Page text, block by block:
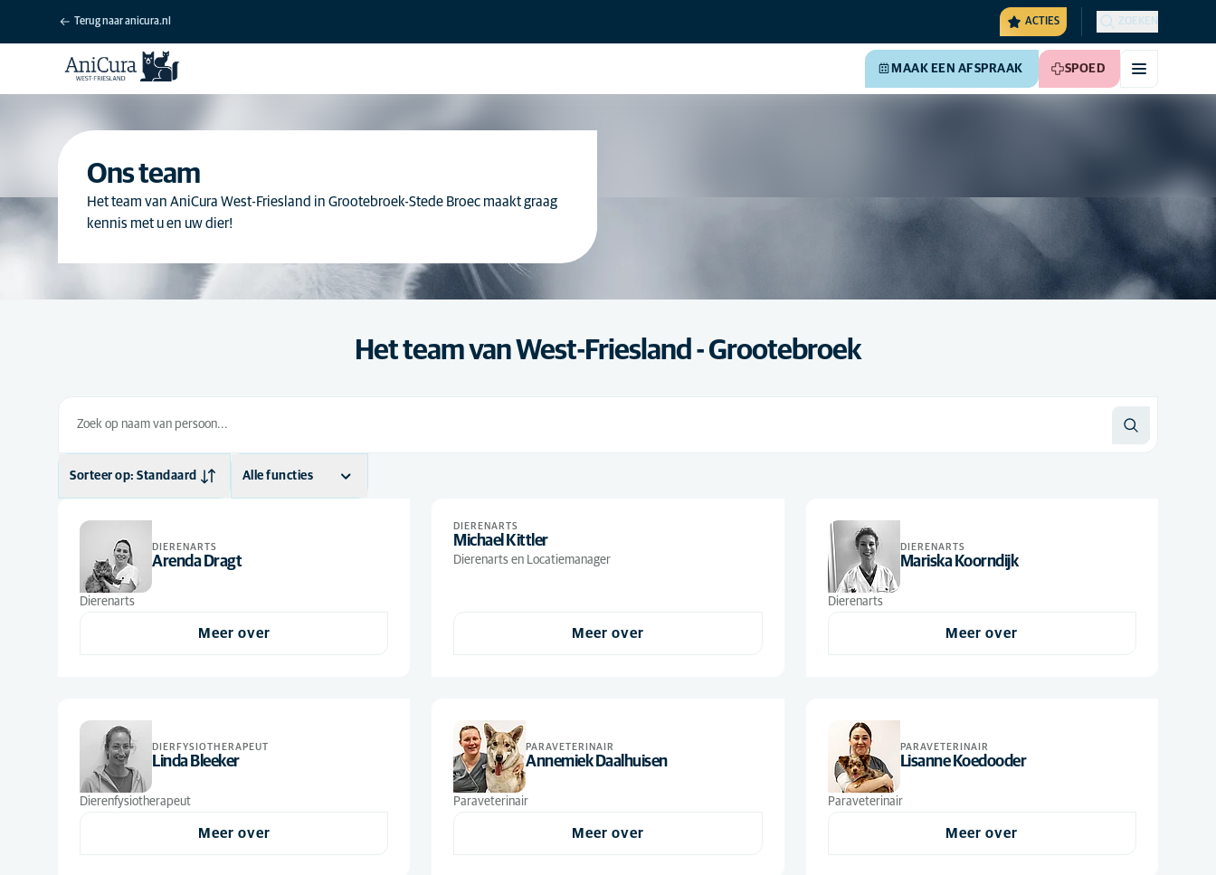
Terug naar anicura.nl ACTIES ZOEKEN
MAAK EEN AFSPRAAK SPOED
Ons team
Het team van AniCura West-Friesland in Grootebroek-Stede Broec maakt graag
kennis met u en uw dier!
Het team van West-Friesland - Grootebroek
Sorteer op: Standaard
Alfabetisch
Alle functies
DIERENARTS
Arenda Dragt
Dierenarts
Meer over
DIERENARTS
Michael Kittler
Dierenarts en Locatiemanager
Meer over
DIERENARTS
Mariska Koorndijk
Dierenarts
Meer over
DIERFYSIOTHERAPEUT
Linda Bleeker
Dierenfysiotherapeut
Meer over
PARAVETERINAIR
Annemiek Daalhuisen
Paraveterinair
Meer over
PARAVETERINAIR
Lisanne Koedooder
Paraveterinair
Meer over